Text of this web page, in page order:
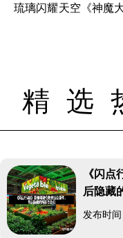
琉璃闪耀天空《神魔
精选
《闪
后隐藏
发布时